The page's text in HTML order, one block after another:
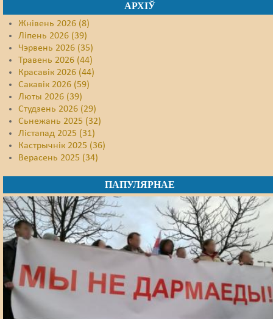
АРХІЎ
Жнівень 2026 (8)
Ліпень 2026 (39)
Чэрвень 2026 (35)
Травень 2026 (44)
Красавік 2026 (44)
Сакавік 2026 (59)
Люты 2026 (39)
Студзень 2026 (29)
Сьнежань 2025 (32)
Лістапад 2025 (31)
Кастрычнік 2025 (36)
Верасень 2025 (34)
ПАПУЛЯРНАЕ